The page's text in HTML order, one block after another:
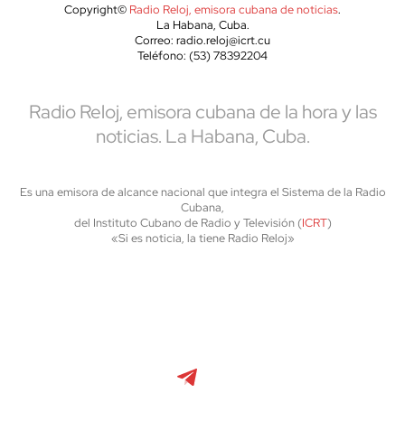
Copyright© Radio Reloj, emisora cubana de noticias.
La Habana, Cuba.
Correo: radio.reloj@icrt.cu
Teléfono: (53) 78392204
Radio Reloj, emisora cubana de la hora y las
noticias. La Habana, Cuba.
Es una emisora de alcance nacional que integra el Sistema de la Radio
Cubana,
del Instituto Cubano de Radio y Televisión (ICRT)
«Si es noticia, la tiene Radio Reloj»